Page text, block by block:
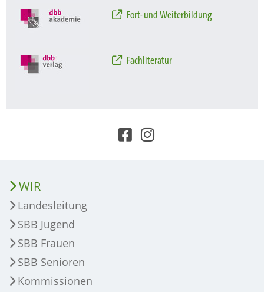
Fort- und Weiterbildung
Fachliteratur
WIR
Landesleitung
SBB Jugend
SBB Frauen
SBB Senioren
Kommissionen